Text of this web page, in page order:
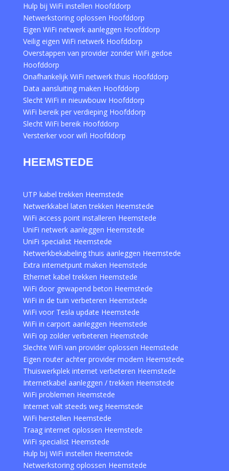
Hulp bij WiFi instellen Hoofddorp
Netwerkstoring oplossen Hoofddorp
Eigen WiFi netwerk aanleggen Hoofddorp
Veilig eigen WiFi netwerk Hoofddorp
Overstappen van provider zonder WiFi gedoe
Hoofddorp
Onafhankelijk WiFi netwerk thuis Hoofddorp
Data aansluiting maken Hoofddorp
Slecht WiFi in nieuwbouw Hoofddorp
WiFi bereik per verdieping Hoofddorp
Slecht WiFi bereik Hoofddorp
Versterker voor wifi Hoofddorp
HEEMSTEDE
UTP kabel trekken Heemstede
Netwerkkabel laten trekken Heemstede
WiFi access point installeren Heemstede
UniFi netwerk aanleggen Heemstede
UniFi specialist Heemstede
Netwerkbekabeling thuis aanleggen Heemstede
Extra internetpunt maken Heemstede
Ethernet kabel trekken Heemstede
WiFi door gewapend beton Heemstede
WiFi in de tuin verbeteren Heemstede
WiFi voor Tesla update Heemstede
WiFi in carport aanleggen Heemstede
WiFi op zolder verbeteren Heemstede
Slechte WiFi van provider oplossen Heemstede
Eigen router achter provider modem Heemstede
Thuiswerkplek internet verbeteren Heemstede
Internetkabel aanleggen / trekken Heemstede
WiFi problemen Heemstede
Internet valt steeds weg Heemstede
WiFi herstellen Heemstede
Traag internet oplossen Heemstede
WiFi specialist Heemstede
Hulp bij WiFi instellen Heemstede
Netwerkstoring oplossen Heemstede